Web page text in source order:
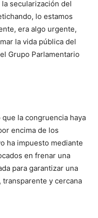
la secularización del
lo estamos
era algo urgente,
la vida pública del
Grupo Parlamentario
la congruencia haya
encima de los
ha impuesto mediante
en frenar una
para garantizar una
y cercana